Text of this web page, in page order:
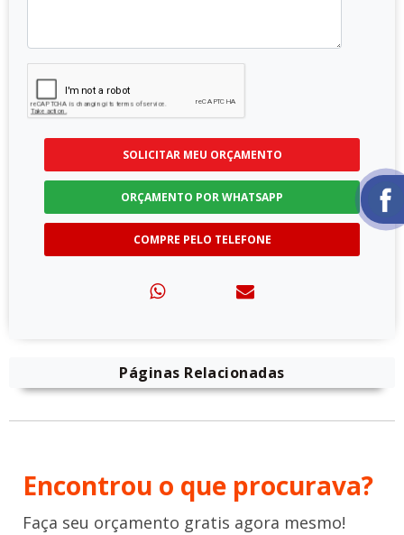
SOLICITAR MEU ORÇAMENTO
ORÇAMENTO POR WHATSAPP
COMPRE PELO TELEFONE
Páginas Relacionadas
Encontrou o que procurava?
Faça seu orçamento gratis agora mesmo!